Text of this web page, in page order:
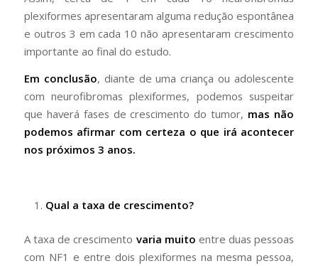
plexiformes apresentaram alguma redução espontânea
e outros 3 em cada 10 não apresentaram crescimento
importante ao final do estudo.
Em conclusão, diante de uma criança ou adolescente
com neurofibromas plexiformes, podemos suspeitar
que haverá fases de crescimento do tumor, mas não
podemos afirmar com certeza o que irá acontecer
nos próximos 3 anos.
Qual a taxa de crescimento?
A taxa de crescimento varia muito entre duas pessoas
com NF1 e entre dois plexiformes na mesma pessoa,